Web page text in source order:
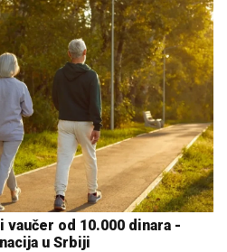
vaučer od 10.000 dinara -
u Srbiji